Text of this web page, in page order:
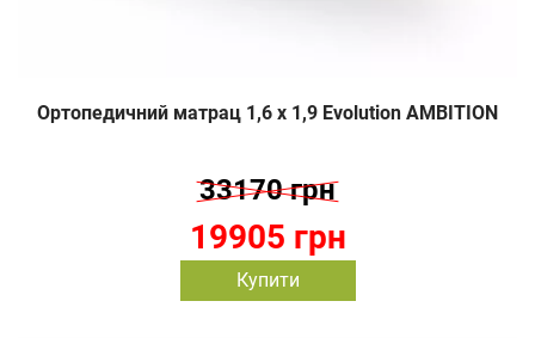
Ортопедичний матрац 1,6 х 1,9 Evolution AMBITION
19905 грн
33170 грн
Купити